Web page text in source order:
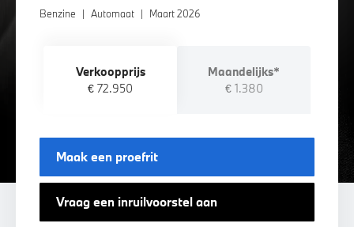
Benzine | Automaat | Maart 2026
Verkoopprijs
€ 72.950
Maandelijks*
€ 1.380
Maak een proefrit
Vraag een inruilvoorstel aan